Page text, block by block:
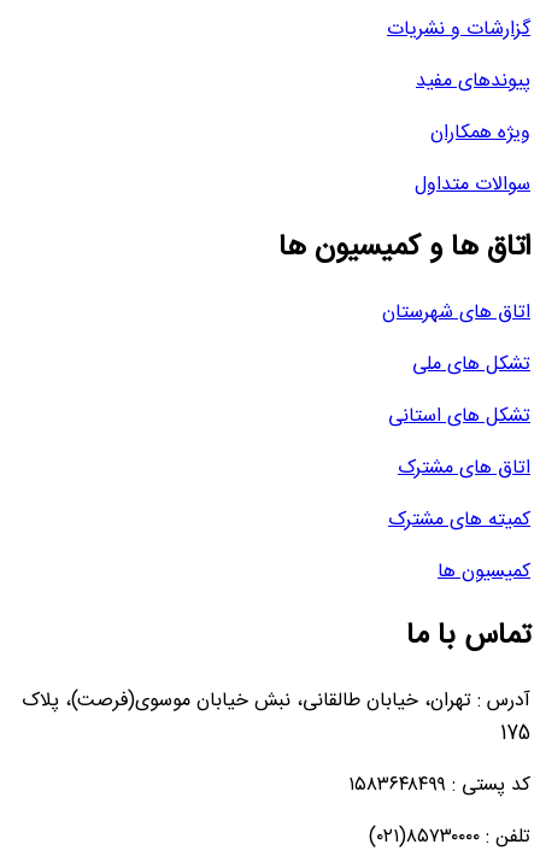
گزارشات و نشریات
پیوندهای مفید
ویژه همکاران
سوالات متداول
اتاق ها و کمیسیون ها
اتاق های شهرستان
تشکل های ملی
تشکل های استانی
اتاق های مشترک
کمیته های مشترک
کمیسیون ها
تماس با ما
آدرس : تهران، خیابان طالقانی، نبش خیابان موسوی(فرصت)، پلاک
175
کد پستی : ۱۵۸۳۶۴۸۴۹۹
تلفن : ۸۵۷۳۰۰۰۰(۰۲۱)